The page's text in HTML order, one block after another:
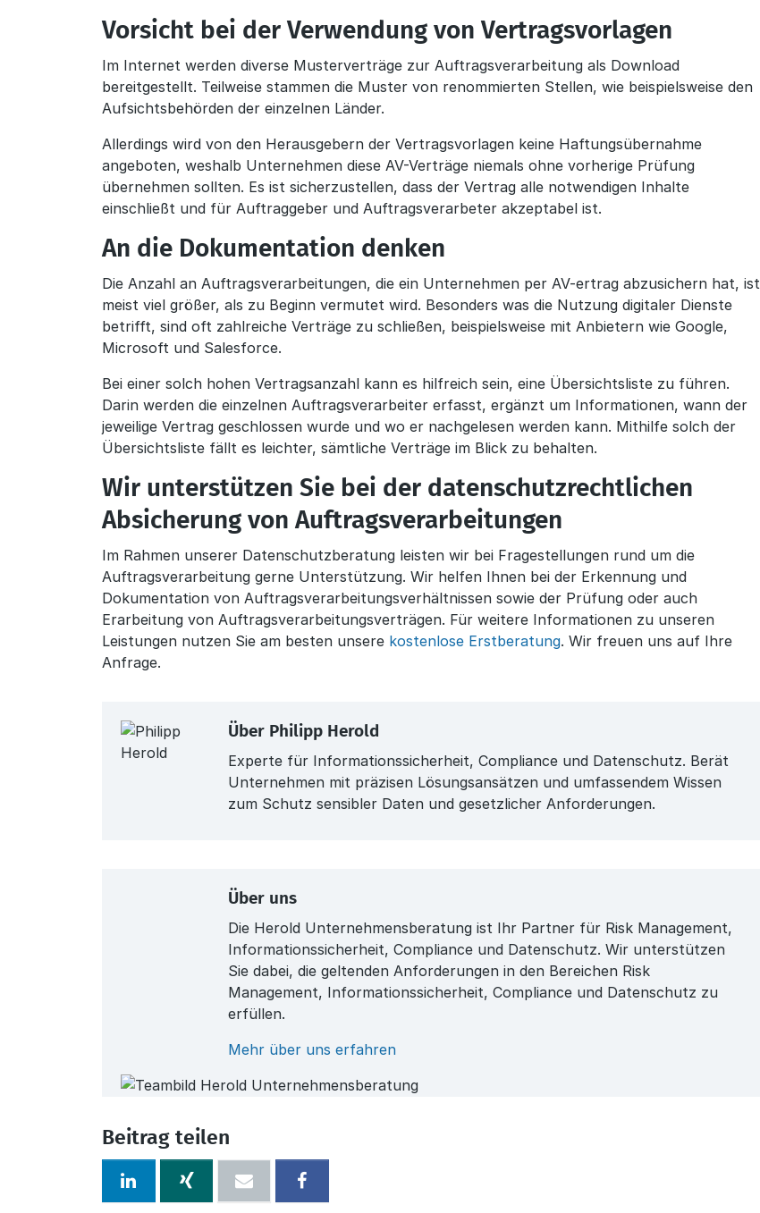
Vorsicht bei der Verwendung von Vertragsvorlagen
Im Internet werden diverse Musterverträge zur Auftragsverarbeitung als Download
bereitgestellt. Teilweise stammen die Muster von renommierten Stellen, wie beispielsweise den
Aufsichtsbehörden der einzelnen Länder.
Allerdings wird von den Herausgebern der Vertragsvorlagen keine Haftungsübernahme
angeboten, weshalb Unternehmen diese AV-Verträge niemals ohne vorherige Prüfung
übernehmen sollten. Es ist sicherzustellen, dass der Vertrag alle notwendigen Inhalte
einschließt und für Auftraggeber und Auftragsverarbeter akzeptabel ist.
An die Dokumentation denken
Die Anzahl an Auftragsverarbeitungen, die ein Unternehmen per AV-ertrag abzusichern hat, ist
meist viel größer, als zu Beginn vermutet wird. Besonders was die Nutzung digitaler Dienste
betrifft, sind oft zahlreiche Verträge zu schließen, beispielsweise mit Anbietern wie Google,
Microsoft und Salesforce.
Bei einer solch hohen Vertragsanzahl kann es hilfreich sein, eine Übersichtsliste zu führen.
Darin werden die einzelnen Auftragsverarbeiter erfasst, ergänzt um Informationen, wann der
jeweilige Vertrag geschlossen wurde und wo er nachgelesen werden kann. Mithilfe solch der
Übersichtsliste fällt es leichter, sämtliche Verträge im Blick zu behalten.
Wir unterstützen Sie bei der datenschutzrechtlichen
Absicherung von Auftragsverarbeitungen
Im Rahmen unserer Datenschutzberatung leisten wir bei Fragestellungen rund um die
Auftragsverarbeitung gerne Unterstützung. Wir helfen Ihnen bei der Erkennung und
Dokumentation von Auftragsverarbeitungsverhältnissen sowie der Prüfung oder auch
Erarbeitung von Auftragsverarbeitungsverträgen. Für weitere Informationen zu unseren
Leistungen nutzen Sie am besten unsere kostenlose Erstberatung. Wir freuen uns auf Ihre
Anfrage.
Über Philipp Herold
Experte für Informationssicherheit, Compliance und Datenschutz. Berät
Unternehmen mit präzisen Lösungsansätzen und umfassendem Wissen
zum Schutz sensibler Daten und gesetzlicher Anforderungen.
Über uns
Die Herold Unternehmensberatung ist Ihr Partner für Risk Management,
Informationssicherheit, Compliance und Datenschutz. Wir unterstützen
Sie dabei, die geltenden Anforderungen in den Bereichen Risk
Management, Informationssicherheit, Compliance und Datenschutz zu
erfüllen.
Mehr über uns erfahren
Beitrag teilen